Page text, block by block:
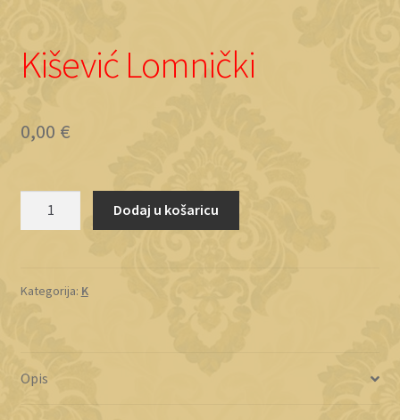
Kišević Lomnički
0,00 €
Dodaj u košaricu
Kategorija: K
Opis